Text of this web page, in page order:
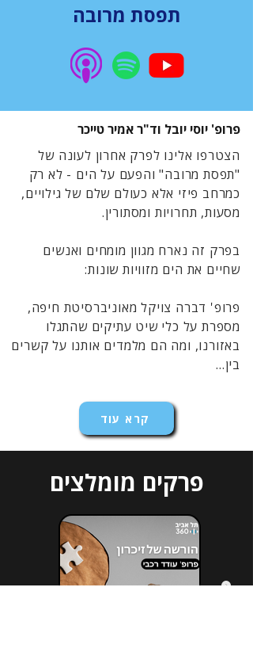
תפסת מרובה
פרופ' יוסי יובל וד"ר אמיר טייכר
הצטרפו אלינו לפרק אחרון לעונה של
"תפסת מרובה" והפעם על הים - לא רק
כמרחב פיזי אלא כעולם שלם של גילויים,
מסעות, תחרויות ומסתורין.
בפרק זה נארח מגוון מומחים ואנשים
שחיים את הים מזוויות שונות:
פרופ' דברה צויקל מאוניברסיטת חיפה,
מספרת על כלי שיט עתיקים שהתגלו
באזורנו, ומה הם מלמדים אותנו על קשרים
בין...
קרא עוד
פרקים מומלצים